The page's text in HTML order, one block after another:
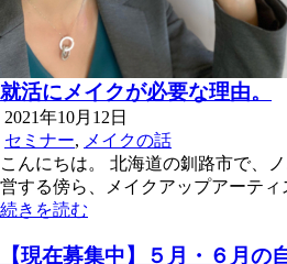
就活にメイクが必要な理由。
2021年10月12日
セミナー, メイクの話
こんにちは。 北海道の釧路市で、
営する傍ら、メイクアップアーティ
続きを読む
【現在募集中】５月・６月の